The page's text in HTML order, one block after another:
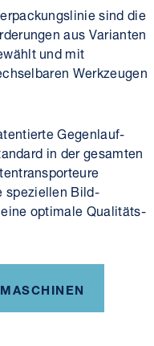
sind die
aus Varianten
und mit
Werkzeugen
Gegen­lauf­
in der gesamten
speziellen Bild­
optimale Qualitäts­